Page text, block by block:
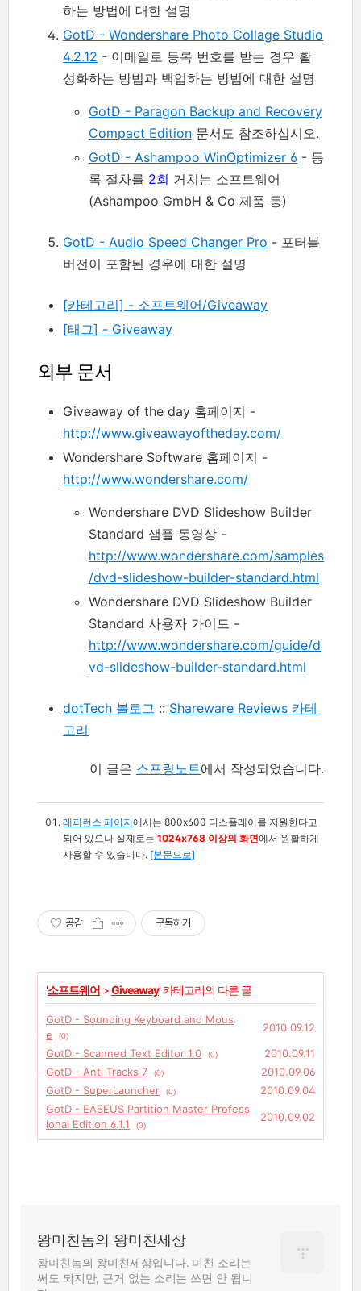
하는 방법에 대한 설명
GotD - Wondershare Photo Collage Studio
4.2.12 - 이메일로 등록 번호를 받는 경우 활
성화하는 방법과 백업하는 방법에 대한 설명
GotD - Paragon Backup and Recovery
Compact Edition 문서도 참조하십시오.
GotD - Ashampoo WinOptimizer 6 - 등
록 절차를 2회 거치는 소프트웨어
(Ashampoo GmbH & Co 제품 등)
GotD - Audio Speed Changer Pro - 포터블
버전이 포함된 경우에 대한 설명
[카테고리] - 소프트웨어/Giveaway
[태그] - Giveaway
외부 문서
Giveaway of the day 홈페이지 -
http://www.giveawayoftheday.com/
Wondershare Software 홈페이지 -
http://www.wondershare.com/
Wondershare DVD Slideshow Builder
Standard 샘플 동영상 -
http://www.wondershare.com/samples
/dvd-slideshow-builder-standard.html
Wondershare DVD Slideshow Builder
Standard 사용자 가이드 -
http://www.wondershare.com/guide/d
vd-slideshow-builder-standard.html
dotTech 블로그 :: Shareware Reviews 카테
고리
이 글은 스프링노트에서 작성되었습니다.
레퍼런스 페이지에서는 800x600 디스플레이를 지원한다고
되어 있으나 실제로는 1024x768 이상의 화면에서 원활하게
사용할 수 있습니다. [본문으로]
공감 구독하기
'소프트웨어 >Giveaway' 카테고리의 다른 글
GotD - Sounding Keyboard and Mous
e
(0)
2010.09.12
GotD - Scanned Text Editor 1.0
(0)
2010.09.11
GotD - Anti Tracks 7
(0)
2010.09.06
GotD - SuperLauncher
(0)
2010.09.04
GotD - EASEUS Partition Master Profess
ional Edition 6.1.1
(0)
2010.09.02
왕미친놈의 왕미친세상
왕미친놈의 왕미친세상입니다. 미친 소리는
써도 되지만, 근거 없는 소리는 쓰면 안 됩니